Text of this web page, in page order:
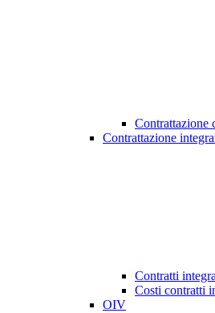
Contrattazione
Contrattazione
Contratti
Costi contratti
OIV